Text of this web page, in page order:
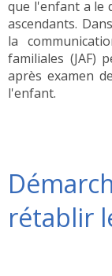
que l'enfant a le
ascendants.
la
familiales (JAF)
après examen
l'enfant.
rétablir